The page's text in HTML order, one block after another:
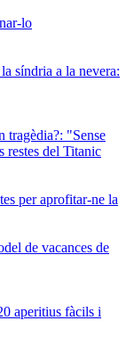
lo
síndria a la nevera:
tragèdia?: "Sense
restes del Titanic
per aprofitar-ne la
de vacances de
aperitius fàcils i